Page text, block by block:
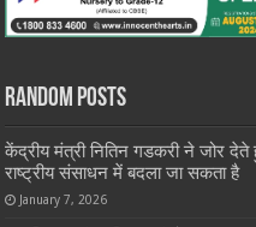
Random Posts
केंद्रीय मंत्री नितिन गडकरी ने जोर
राष्ट्रीय संसाधन में बदला जा सकता है
January 7, 2026